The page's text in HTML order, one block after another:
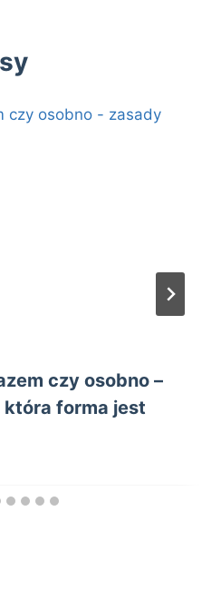
czy osobno –
forma jest